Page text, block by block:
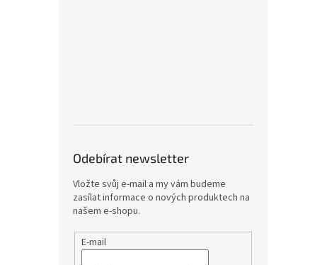
Odebírat newsletter
Vložte svůj e-mail a my vám budeme
zasílat informace o nových produktech na
našem e-shopu.
E-mail